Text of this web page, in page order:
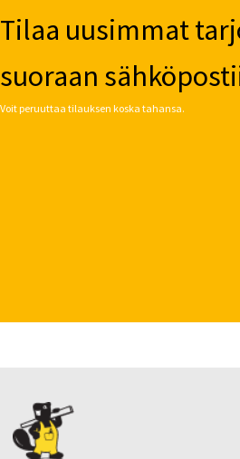
Tilaa uusimmat
suoraan
Voit peruuttaa tilauksen koska tahansa.